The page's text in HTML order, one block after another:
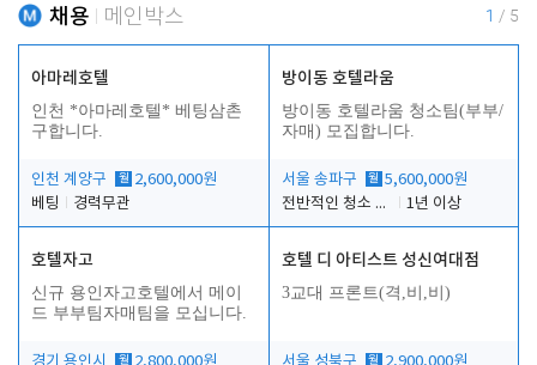
채용 메인박스 1 / 5
아마레호텔
인천 *아마레호텔* 베팅삼촌
구합니다.
인천 계양구 월 2,600,000원
베팅
경력무관
방이동 호텔라움
방이동 호텔라움 청소팀(부부/
자매) 모집합니다.
서울 송파구 월 5,600,000원
전반적인 청소 업무(객실청소.객실정리)
1년 이상
호텔자고
신규 용인자고호텔에서 메이
드 부부팀자매팀을 모십니다.
월
호텔 디 아티스트 성신여대점
3교대 프론트(격,비,비)
월